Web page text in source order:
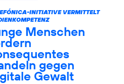
INITIATIVE VERMITTELT
Menschen
gegen
Gewalt